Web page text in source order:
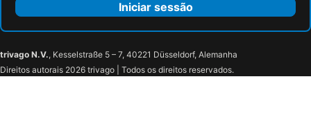
Iniciar sessão
trivago N.V., Kesselstraße 5 – 7, 40221 Düsseldorf, Alemanha
Direitos autorais 2026 trivago | Todos os direitos reservados.